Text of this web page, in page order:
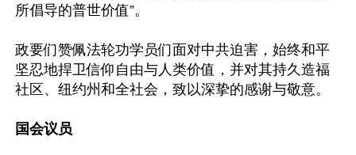
所倡导的普世价值”。
政要们赞佩法轮功学员们面对中共迫害，始终和平
坚忍地捍卫信仰自由与人类价值，并对其持久造福
社区、纽约州和全社会，致以深挚的感谢与敬意。
国会议员